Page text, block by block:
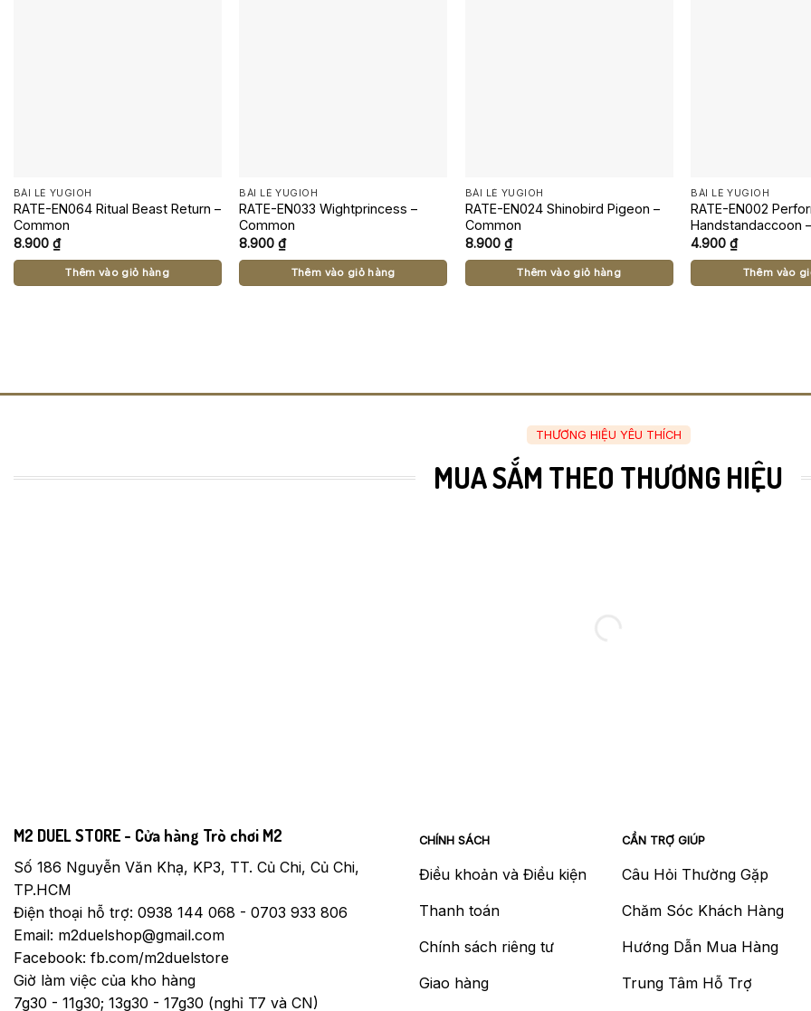
BÀI LẺ YUGIOH
RATE-EN064 Ritual Beast Return –
Common
8.900 ₫
Thêm vào giỏ hàng
BÀI LẺ YUGIOH
RATE-EN033 Wightprincess –
Common
8.900₫
Thêm vào giỏ hàng
BÀI LẺ YUGIOH
RATE-EN024 Shinobird Pigeon –
Common
8.900 ₫
Thêm vào giỏ hàng
BÀI LẺ YUGIOH
RATE-EN002
Handstandaccoon
4.900₫
Thêm vào
THƯƠNG HIỆU YÊU THÍCH
MUA SẮM THEO THƯƠNG HIỆU
M2 DUEL STORE - Cửa hàng Trò chơi M2
Số 186 Nguyễn Văn Khạ, KP3, TT. Củ Chi, Củ Chi,
TP.HCM
Điện thoại hỗ trợ: 0938 144 068 - 0703 933 806
Email: m2duelshop@gmail.com
Facebook: fb.com/m2duelstore
Giờ làm việc của kho hàng
7g30 - 11g30; 13g30 - 17g30 (nghỉ T7 và CN)
CHÍNH SÁCH
Điều khoản và Điều kiện
Thanh toán
Chính sách riêng tư
Giao hàng
CẦN TRỢ GIÚP
Câu Hỏi Thường Gặp
Chăm Sóc Khách Hàng
Hướng Dẫn Mua Hàng
Trung Tâm Hỗ Trợ